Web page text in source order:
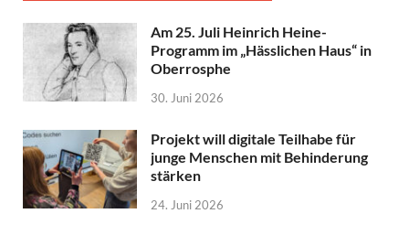
Am 25. Juli Heinrich Heine-
Programm im „Hässlichen Haus“ in
Oberrosphe
30. Juni 2026
Projekt will digitale Teilhabe für
junge Menschen mit Behinderung
stärken
24. Juni 2026